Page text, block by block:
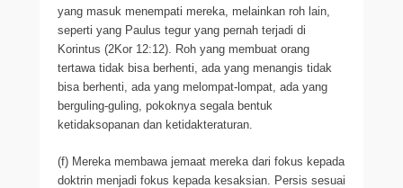
yang masuk menempati mereka, melainkan roh lain,
seperti yang Paulus tegur yang pernah terjadi di
Korintus (2Kor 12:12). Roh yang membuat orang
tertawa tidak bisa berhenti, ada yang menangis tidak
bisa berhenti, ada yang melompat-lompat, ada yang
berguling-guling, pokoknya segala bentuk
ketidaksopanan dan ketidakteraturan.
(f) Mereka membawa jemaat mereka dari fokus kepada
doktrin menjadi fokus kepada kesaksian. Persis sesuai